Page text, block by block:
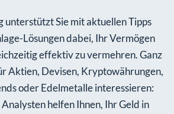
unterstützt Sie mit aktuellen Tipps
Lösungen dabei, Ihr Vermögen
effektiv zu vermehren. Ganz
Aktien, Devisen, Kryptowährungen,
oder Edelmetalle interessieren:
helfen Ihnen, Ihr Geld in